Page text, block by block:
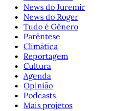
News do Juremir
News do Roger
Tudo é Gênero
Parêntese
Climática
Reportagem
Cultura
Agenda
Opinião
Podcasts
Mais projetos